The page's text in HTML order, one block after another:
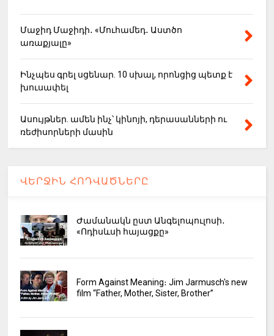
Մաջիդ Մաջիդի․ «Մուհամեդ․ Աստծո
առաքյալը»
Ինչպես գրել սցենար. 10 սխալ, որոնցից պետք է
խուսափել
Ասույթներ. ամեն ինչ՝ կինոյի, դերասանների ու
ռեժիսորների մասին
ՎԵՐՋԻՆ ՀՈԴՎԱԾՆԵՐԸ
Ժամանակն ըստ Անգելոպուլոսի․
«Ոդիսևսի հայացքը»
Form Against Meaning։ Jim Jarmusch's new
film “Father, Mother, Sister, Brother”